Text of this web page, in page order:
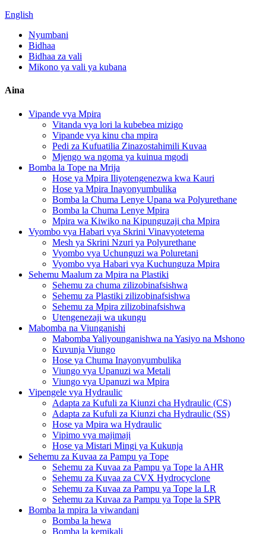
English
Nyumbani
Bidhaa
Bidhaa za vali
Mikono ya vali ya kubana
Aina
Vipande vya Mpira
Vitanda vya lori la kubebea mizigo
Vipande vya kinu cha mpira
Pedi za Kufuatilia Zinazostahimili Kuvaa
Mjengo wa ngoma ya kuinua mgodi
Bomba la Tope na Mrija
Hose ya Mpira Iliyotengenezwa kwa Kauri
Hose ya Mpira Inayonyumbulika
Bomba la Chuma Lenye Upana wa Polyurethane
Bomba la Chuma Lenye Mpira
Mpira wa Kiwiko na Kipunguzaji cha Mpira
Vyombo vya Habari vya Skrini Vinavyotetema
Mesh ya Skrini Nzuri ya Polyurethane
Vyombo vya Uchunguzi wa Poluretani
Vyombo vya Habari vya Kuchunguza Mpira
Sehemu Maalum za Mpira na Plastiki
Sehemu za chuma zilizobinafsishwa
Sehemu za Plastiki zilizobinafsishwa
Sehemu za Mpira zilizobinafsishwa
Utengenezaji wa ukungu
Mabomba na Viunganishi
Mabomba Yaliyounganishwa na Yasiyo na Mshono
Kuvunja Viungo
Hose ya Chuma Inayonyumbulika
Viungo vya Upanuzi wa Metali
Viungo vya Upanuzi wa Mpira
Vipengele vya Hydraulic
Adapta za Kufuli za Kiunzi cha Hydraulic (CS)
Adapta za Kufuli za Kiunzi cha Hydraulic (SS)
Hose ya Mpira wa Hydraulic
Vipimo vya majimaji
Hose ya Mistari Mingi ya Kukunja
Sehemu za Kuvaa za Pampu ya Tope
Sehemu za Kuvaa za Pampu ya Tope la AHR
Sehemu za Kuvaa za CVX Hydrocyclone
Sehemu za Kuvaa za Pampu ya Tope la LR
Sehemu za Kuvaa za Pampu ya Tope la SPR
Bomba la mpira la viwandani
Bomba la hewa
Bomba la kemikali